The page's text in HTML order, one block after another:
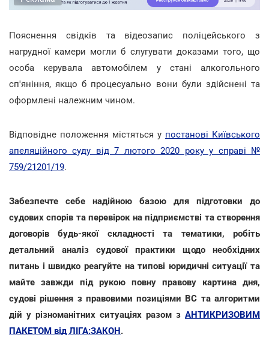
Пояснення свідків та відеозапис поліцейського з
нагрудної камери могли б слугувати доказами того, що
особа керувала автомобілем у стані алкогольного
сп'яніння, якщо б процесуально вони були здійснені та
оформлені належним чином.
Відповідне положення містяться у постанові Київського
апеляційного суду від 7 лютого 2020 року у справі №
759/21201/19.
Забезпечте себе надійною базою для підготовки до
судових спорів та перевірок на підприємстві та створення
договорів будь-якої складності та тематики, робіть
детальний аналіз судової практики щодо необхідних
питань і швидко реагуйте на типові юридичні ситуації та
майте завжди під рукою повну правову картина дня,
судові рішення з правовими позиціями ВС та алгоритми
дій у різноманітних ситуаціях разом з АНТИКРИЗОВИМ
ПАКЕТОМ від ЛІГА:ЗАКОН.